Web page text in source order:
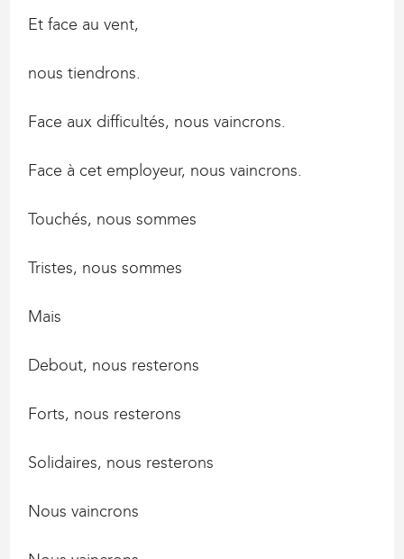
Et face au vent,
nous tiendrons.
Face aux difficultés, nous vaincrons.
Face à cet employeur, nous vaincrons.
Touchés, nous sommes
Tristes, nous sommes
Mais
Debout, nous resterons
Forts, nous resterons
Solidaires, nous resterons
Nous vaincrons